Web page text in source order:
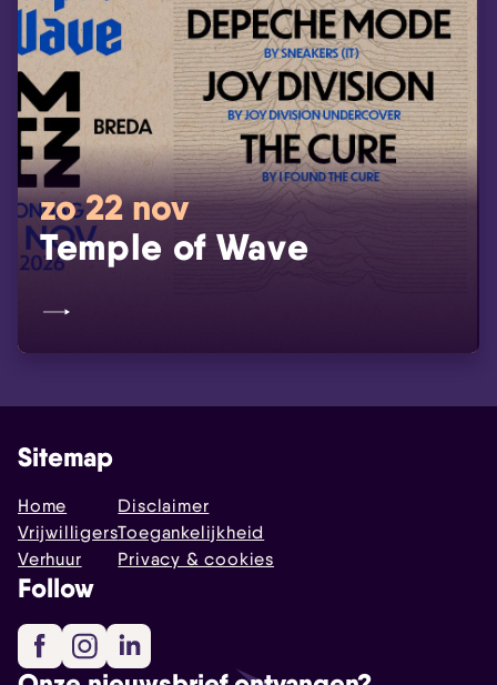
zo 22 nov
Temple of Wave
Sitemap
Home
Vrijwilligers
Verhuur
Disclaimer
Toegankelijkheid
Privacy & cookies
Follow
FacebookInstagram